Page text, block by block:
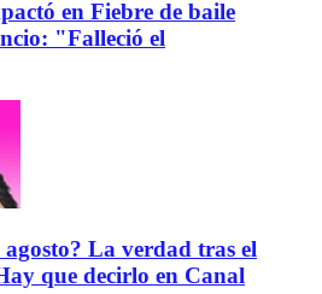
en Fiebre de baile
"Falleció el
agosto? La verdad tras el
que decirlo en Canal